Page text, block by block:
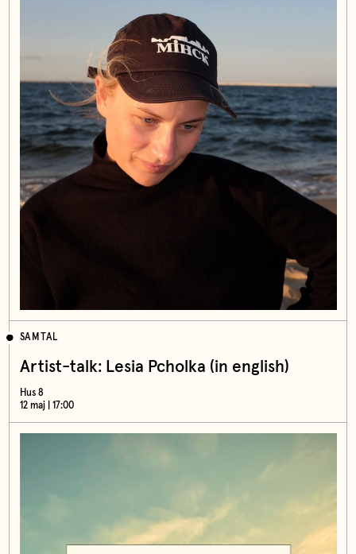
SAMTAL
Artist-talk: Lesia Pcholka (in english)
Hus 8
12 maj | 17:00